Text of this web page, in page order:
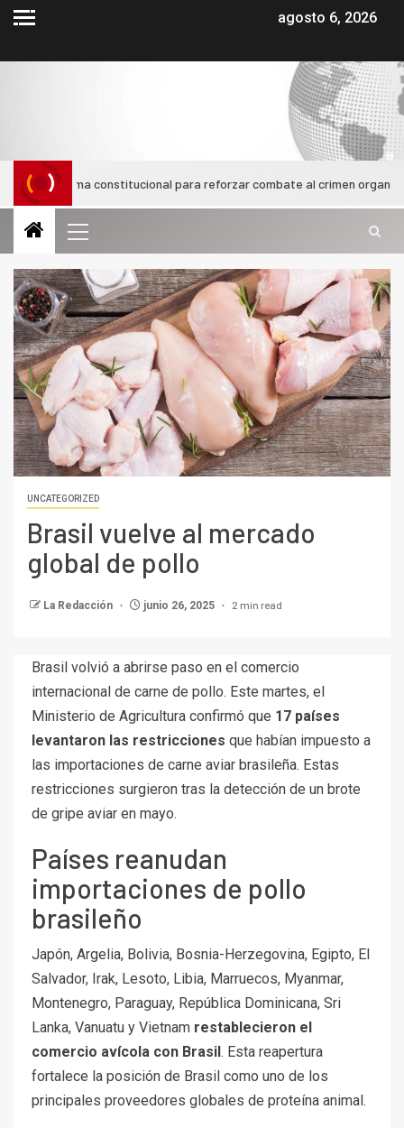
agosto 6, 2026
constitucional para reforzar combate al crimen organizado
UNCATEGORIZED
Brasil vuelve al mercado
global de pollo
La Redacción junio 26, 2025 2 min read
Brasil volvió a abrirse paso en el comercio
internacional de carne de pollo. Este martes, el
Ministerio de Agricultura confirmó que 17 países
levantaron las restricciones que habían impuesto a
las importaciones de carne aviar brasileña. Estas
restricciones surgieron tras la detección de un brote
de gripe aviar en mayo.
Países reanudan
importaciones de pollo
brasileño
Japón, Argelia, Bolivia, Bosnia-Herzegovina, Egipto, El
Salvador, Irak, Lesoto, Libia, Marruecos, Myanmar,
Montenegro, Paraguay, República Dominicana, Sri
Lanka, Vanuatu y Vietnam restablecieron el
comercio avícola con Brasil . Esta reapertura
fortalece la posición de Brasil como uno de los
principales proveedores globales de proteína animal.